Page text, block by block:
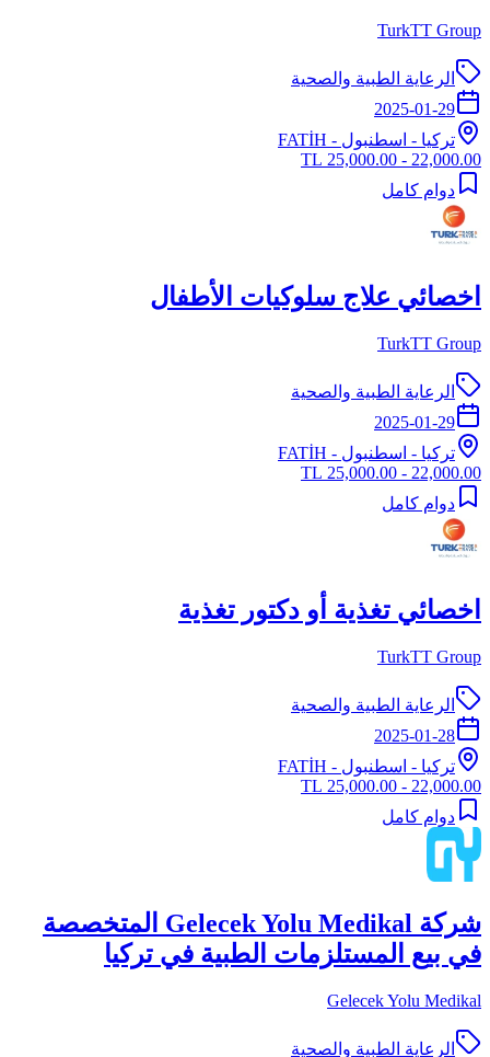
TurkTT Group
الرعاية الطبية والصحية
2025-01-29
تركيا - اسطنبول - FATİH
22,000.00 - 25,000.00 TL
دوام كامل
اخصائي علاج سلوكيات الأطفال
TurkTT Group
الرعاية الطبية والصحية
2025-01-29
تركيا - اسطنبول - FATİH
22,000.00 - 25,000.00 TL
دوام كامل
اخصائي تغذية أو دكتور تغذية
TurkTT Group
الرعاية الطبية والصحية
2025-01-28
تركيا - اسطنبول - FATİH
22,000.00 - 25,000.00 TL
دوام كامل
شركة Gelecek Yolu Medikal المتخصصة
في بيع المستلزمات الطبية في تركيا
Gelecek Yolu Medikal
الرعاية الطبية والصحية